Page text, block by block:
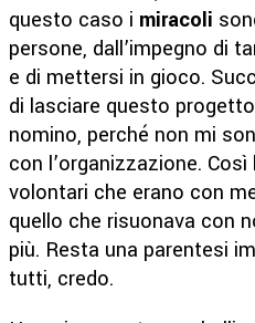
questo caso i miracoli
persone, dall’impegno di
e di mettersi in gioco.
di lasciare questo
nomino, perché non mi
con l’organizzazione.
volontari che erano con
quello che risuonava con
più. Resta una parentesi
tutti, credo.